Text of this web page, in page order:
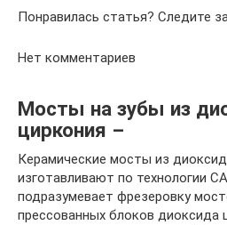
Понравилась статья? Следите
Нет комментариев
Мосты на зубы из
циркония –
Керамические мосты из
изготавливают по технологии
подразумевает фрезеровку
прессованных блоков диоксида